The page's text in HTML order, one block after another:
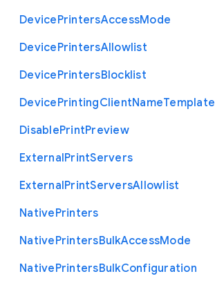
DevicePrintersAccessMode
DevicePrintersAllowlist
DevicePrintersBlocklist
DevicePrintingClientNameTemplate
DisablePrintPreview
ExternalPrintServers
ExternalPrintServersAllowlist
NativePrinters
NativePrintersBulkAccessMode
NativePrintersBulkConfiguration